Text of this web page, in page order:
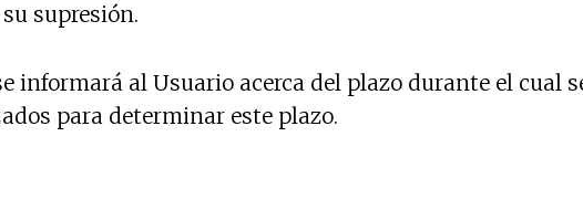
supresión.
informará al Usuario acerca del plazo durante el cual
para determinar este plazo.